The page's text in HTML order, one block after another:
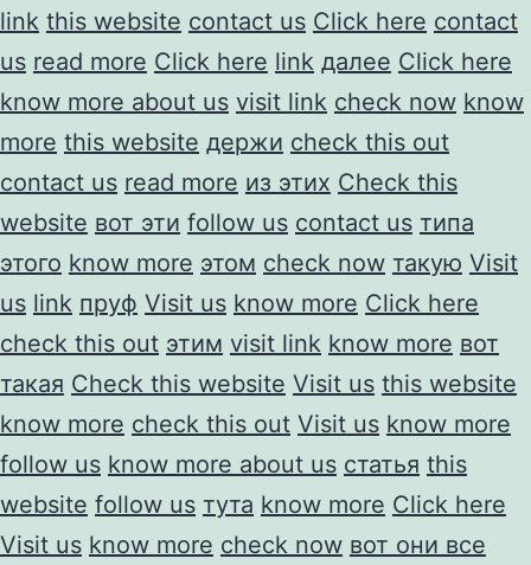
link this website contact us Click here contact
us read more Click here link далее Click here
know more about us visit link check now know
more this website держи check this out
contact us read more из этих Check this
website вот эти follow us contact us типа
этого know more этом check now такую Visit
us link пруф Visit us know more Click here
check this out этим visit link know more вот
такая Check this website Visit us this website
know more check this out Visit us know more
follow us know more about us статья this
website follow us тута know more Click here
Visit us know more check now вот они все